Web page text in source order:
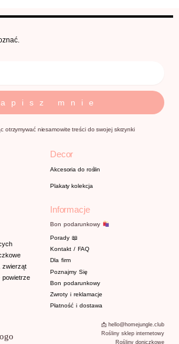
mnie
otrzymywać niesamowite treści do swojej skrzynki
zwierząt
powietrze
Decor
Akcesoria do roślin
Plakaty kolekcja
Informacje
Bon podarunkowy
Porady 📖
Kontakt / FAQ
Dla firm
Poznajmy Się
Bon podarunkowy
Zwroty i reklamacje
Płatność i dostawa
📩 hello@homejungle.club
Rośliny sklep internetowy
Rośliny doniczkowe